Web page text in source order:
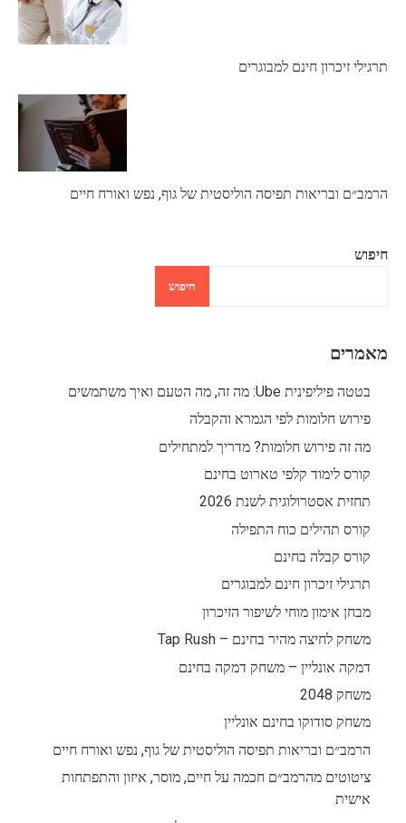
תרגילי זיכרון חינם למבוגרים
הרמב״ם ובריאות תפיסה הוליסטית של גוף, נפש ואורח חיים
חיפוש
חיפוש
מאמרים
בטטה פיליפינית Ube: מה זה, מה הטעם ואיך משתמשים
פירוש חלומות לפי הגמרא והקבלה
מה זה פירוש חלומות? מדריך למתחילים
קורס לימוד קלפי טארוט בחינם
תחזית אסטרולוגית לשנת 2026
קורס תהילים כוח התפילה
קורס קבלה בחינם
תרגילי זיכרון חינם למבוגרים
מבחן אימון מוחי לשיפור הזיכרון
משחק לחיצה מהיר בחינם – Tap Rush
דמקה אונליין – משחק דמקה בחינם
משחק 2048
משחק סודוקו בחינם אונליין
הרמב״ם ובריאות תפיסה הוליסטית של גוף, נפש ואורח חיים
ציטוטים מהרמב״ם חכמה על חיים, מוסר, איזון והתפתחות
אישית